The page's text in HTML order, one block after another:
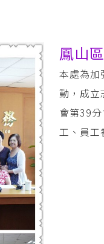
鳳山
本處為加
動，成立
會第39
工、員工